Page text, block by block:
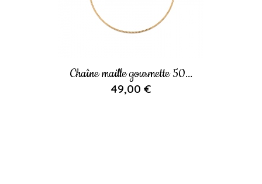
Chaîne maille gourmette 50...
49,00 €